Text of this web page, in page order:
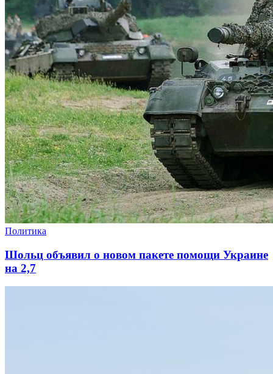
Политика
Шольц объявил о новом пакете помощи Украине
на 2,7